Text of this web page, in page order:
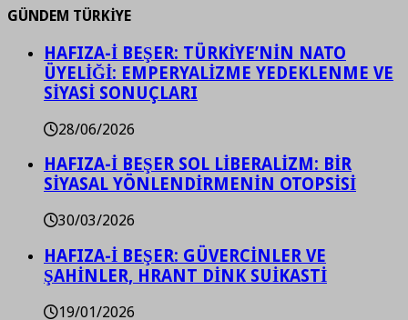
GÜNDEM TÜRKİYE
HAFIZA-İ BEŞER: TÜRKİYE’NİN NATO
ÜYELİĞİ: EMPERYALİZME YEDEKLENME VE
SİYASİ SONUÇLARI
28/06/2026
HAFIZA-İ BEŞER SOL LİBERALİZM: BİR
SİYASAL YÖNLENDİRMENİN OTOPSİSİ
30/03/2026
HAFIZA-İ BEŞER: GÜVERCİNLER VE
ŞAHİNLER, HRANT DİNK SUİKASTİ
19/01/2026